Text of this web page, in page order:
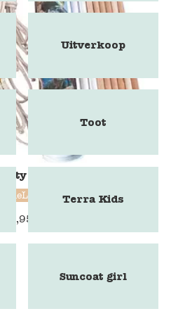
Fun edition
24,95
Uitverkoop
Toot
Terra Kids
Suncoat girl